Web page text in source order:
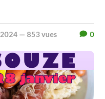
— 853 vues 0